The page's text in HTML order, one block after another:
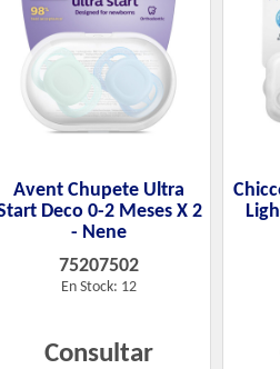
Avent Chupete Ultra
Deco 0-2 Meses X 2
- Nene
75207502
En Stock: 12
Consultar